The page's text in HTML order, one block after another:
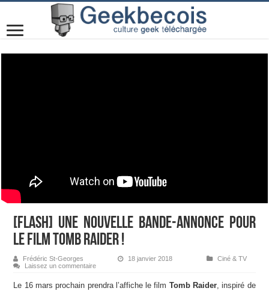
[Flash] Une nouvelle bande-annonce pour
le film Tomb Raider !
Frédéric St-Georges 18 janvier 2018
Ciné & TV
Laissez un commentaire
Le 16 mars prochain prendra l’affiche le film Tomb Raider, inspiré de